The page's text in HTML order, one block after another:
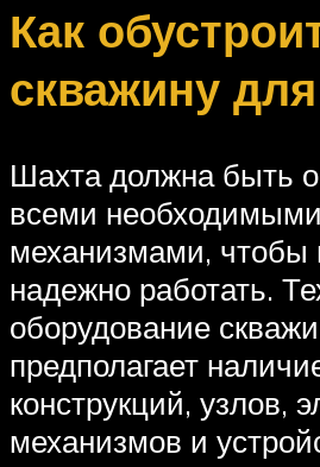
Как
скважину
Шахта должна быть
всеми
механизмами, чтобы
надежно работать.
оборудование
предполагает
конструкций, узлов,
механизмов и